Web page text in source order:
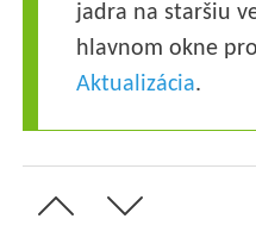
jadra na staršiu
hlavnom okne
Aktualizácia.